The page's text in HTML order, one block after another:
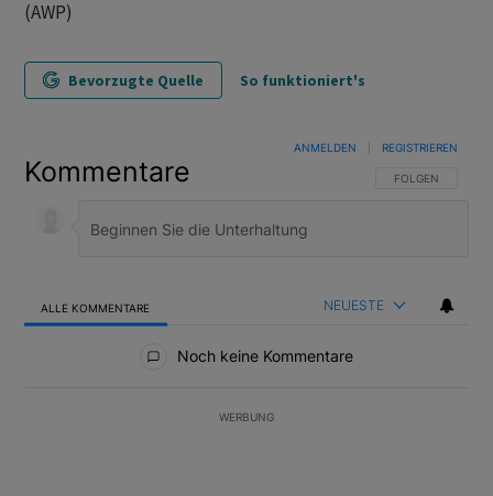
(AWP)
Bevorzugte Quelle So funktioniert's
Kommentare FOLGE DIESER
FOLGEN
ANMELDEN REGISTRIEREN
ALLE KOMMENTARE NEUESTE
Noch keine Kommentare
WERBUNG